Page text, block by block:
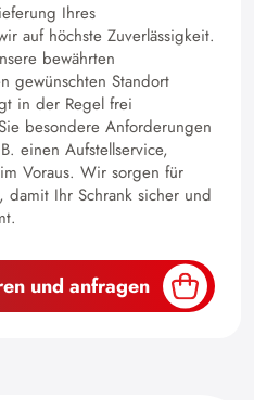
Ihres
auf höchste Zuverlässigkeit.
bewährten
gewünschten Standort
in der Regel frei
besondere Anforderungen
einen Aufstellservice,
Voraus. Wir sorgen für
Ihr Schrank sicher und
und anfragen